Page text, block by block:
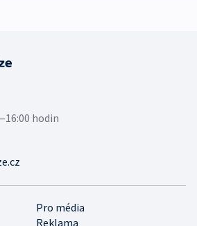
Pro média
Reklama
hodin